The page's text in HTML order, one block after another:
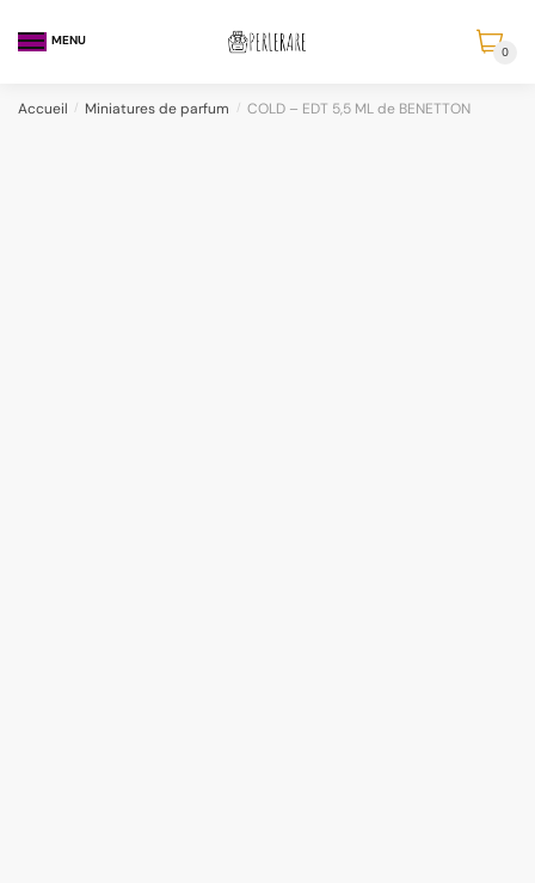
MENU
0
Accueil / Miniatures de parfum / COLD – EDT 5,5 ML de BENETTON